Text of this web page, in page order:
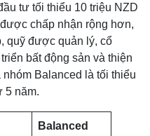
tư tối thiểu 10 triệu NZD
chấp nhận rộng hơn,
quỹ được quản lý, cổ
bất động sản và thiện
Balanced là tối thiểu
5 năm.
Balanced